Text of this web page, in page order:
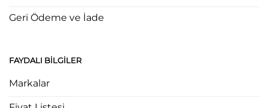
Geri Ödeme ve İade
FAYDALI BILGILER
Markalar